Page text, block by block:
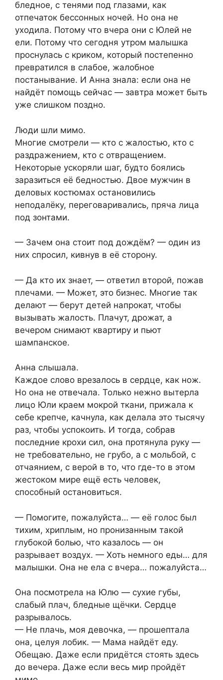
бледное, с тенями под глазами, как
отпечаток бессонных ночей. Но она не
уходила. Потому что вчера они с Юлей не
ели. Потому что сегодня утром малышка
проснулась с криком, который постепенно
превратился в слабое, жалобное
постанывание. И Анна знала: если она не
найдёт помощь сейчас — завтра может быть
уже слишком поздно.
Люди шли мимо.
Многие смотрели — кто с жалостью, кто с
раздражением, кто с отвращением.
Некоторые ускоряли шаг, будто боялись
заразиться её бедностью. Двое мужчин в
деловых костюмах остановились
неподалёку, переговаривались, пряча лица
под зонтами.
— Зачем она стоит под дождём? — один из
них спросил, кивнув в её сторону.
— Да кто их знает, — ответил второй, пожав
плечами. — Может, это бизнес. Многие так
делают — берут детей напрокат, чтобы
вызывать жалость. Плачут, дрожат, а
вечером снимают квартиру и пьют
шампанское.
Анна слышала.
Каждое слово врезалось в сердце, как нож.
Но она не отвечала. Только нежно вытерла
лицо Юли краем мокрой ткани, прижала к
себе крепче, качнула, как делала это тысячу
раз, чтобы успокоить. И тогда, собрав
последние крохи сил, она протянула руку —
не требовательно, не грубо, а с мольбой, с
отчаянием, с верой в то, что где-то в этом
жестоком мире ещё есть человек,
способный остановиться.
— Помогите, пожалуйста… — её голос был
тихим, хриплым, но пронизанным такой
глубокой болью, что казалось — он
разрывает воздух. — Хоть немного еды… для
малышки. Она не ела с вчера… пожалуйста…
Она посмотрела на Юлю — сухие губы,
слабый плач, бледные щёчки. Сердце
разрывалось.
— Не плачь, моя девочка, — прошептала
она, целуя лобик. — Мама найдёт еду.
Обещаю. Даже если придётся стоять здесь
до вечера. Даже если весь мир пройдёт